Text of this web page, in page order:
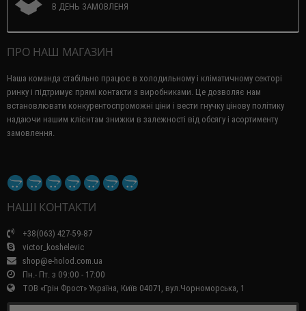
В ДЕНЬ ЗАМОВЛЕНЯ
ПРО НАШ МАГАЗИН
Наша команда стабільно працює в холодильному і кліматичному секторі
ринку і підтримує прямі контакти з виробниками. Це дозволяє нам
встановлювати конкурентоспроможні ціни і вести гнучку цінову політику
надаючи нашим клієнтам знижки в залежності від обсягу і асортименту
замовлення.
НАШІ КОНТАКТИ
+38(063) 427-59-87
victor_koshelevic
shop@e-holod.com.ua
Пн.- Пт. з 09:00 - 17:00
ТОВ «Грін Фрост» Україна, Київ 04071, вул.Чорноморська, 1